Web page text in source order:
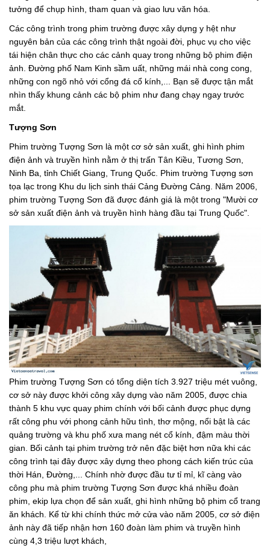
tưởng để chụp hình, tham quan và giao lưu văn hóa.
Các công trình trong phim trường được xây dựng y hệt như
nguyên bản của các công trình thật ngoài đời, phục vụ cho việc
tái hiện chân thực cho các cảnh quay trong những bộ phim điện
ảnh. Đường phố Nam Kinh sầm uất, những mái nhà cong cong,
những con ngõ nhỏ với cổng đá cổ kính,... Bạn sẽ được tận mắt
nhìn thấy khung cảnh các bộ phim như đang chạy ngay trước
mắt.
Tượng Sơn
Phim trường Tượng Sơn là một cơ sở sản xuất, ghi hình phim
điện ảnh và truyền hình nằm ở thị trấn Tân Kiều, Tương Sơn,
Ninh Ba, tỉnh Chiết Giang, Trung Quốc. Phim trường Tượng sơn
tọa lạc trong Khu du lịch sinh thái Cảng Đường Cảng. Năm 2006,
phim trường Tượng Sơn đã được đánh giá là một trong "Mười cơ
sở sản xuất điện ảnh và truyền hình hàng đầu tại Trung Quốc".
Phim trường Tượng Sơn có tổng diện tích 3.927 triệu mét vuông,
cơ sở này được khởi công xây dựng vào năm 2005, được chia
thành 5 khu vực quay phim chính với bối cảnh được phục dựng
rất công phu với phong cảnh hữu tình, thơ mộng, nổi bật là các
quảng trường và khu phố xưa mang nét cổ kính, đậm màu thời
gian. Bối cảnh tại phim trường trở nên đặc biệt hơn nữa khi các
công trình tại đây được xây dựng theo phong cách kiến trúc của
thời Hán, Đường,... Chính nhờ được đầu tư tỉ mỉ, kĩ càng vào
công phu mà phim trường Tượng Sơn được khá nhiều đoàn
phim, ekip lựa chọn để sản xuất, ghi hình những bộ phim cổ trang
ăn khách. Kể từ khi chính thức mở cửa vào năm 2005, cơ sở điện
ảnh này đã tiếp nhận hơn 160 đoàn làm phim và truyền hình
cùng 4,3 triệu lượt khách,